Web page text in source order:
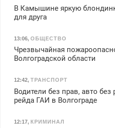
В Камышине яркую
для друга
13:06, ОБЩЕСТВО
Чрезвычайная
Волгоградской области
12:42, ТРАНСПОРТ
Водители без прав, авто без
рейда ГАИ в Волгограде
12:17, КРИМИНАЛ